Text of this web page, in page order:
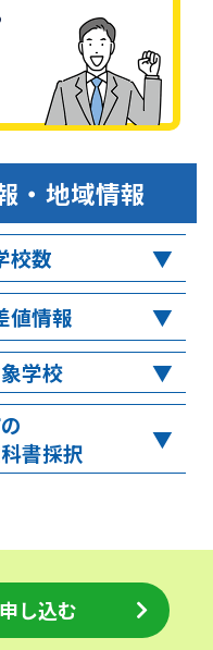
・地域情報
校数
値情報
学校
書採択
し込む